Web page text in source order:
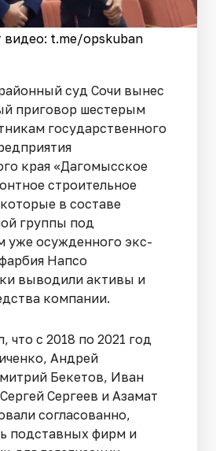
видео: t.me/opskuban
суд Сочи вынес
приговор шестерым
государственного
края «Дагомысское
строительное
в составе
группы под
уже осужденного экс-
Напсо
выводили активы и
компании.
что с 2018 по 2021 год
Андрей
Бекетов, Иван
Сергеев и Азамат
согласованно,
подставных фирм и